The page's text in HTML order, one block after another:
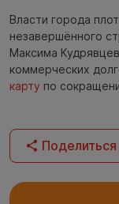
Власти города
незавершённого
Максима
коммерческих
карту по
Поделиться